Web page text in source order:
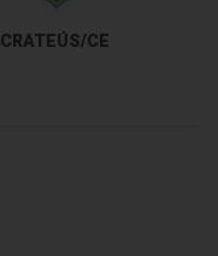
CRATEÚS/CE